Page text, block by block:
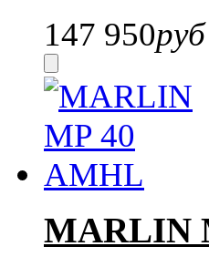
147 950руб
MARLIN